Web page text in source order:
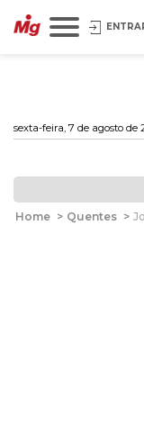
sexta-feira, 7 de agosto de
Home > Quentes >